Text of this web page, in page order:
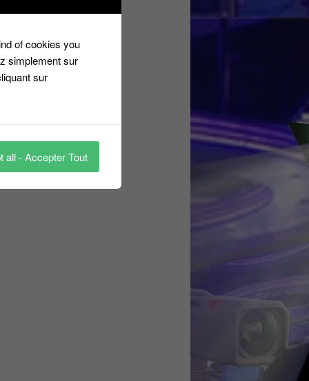
of cookies you
simplement sur
sur
all - Accepter Tout